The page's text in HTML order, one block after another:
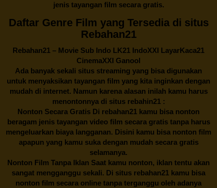
jenis tayangan film secara gratis.
Daftar Genre Film yang Tersedia di situs
Rebahan21
Rebahan21 – Movie Sub Indo LK21 IndoXXI LayarKaca21
CinemaXXI Ganool
Ada banyak sekali situs streaming yang bisa digunakan
untuk menyaksikan tayangan film yang kita inginkan dengan
mudah di internet. Namun karena alasan inilah kamu harus
menontonnya di situs rebahin21 :
Nonton Secara Gratis Di rebahan21 kamu bisa nonton
beragam jenis tayangan video film secara gratis tanpa harus
mengeluarkan biaya langganan. Disini kamu bisa nonton film
apapun yang kamu suka dengan mudah secara gratis
selamanya.
Nonton Film Tanpa Iklan Saat kamu nonton, iklan tentu akan
sangat mengganggu sekali. Di situs rebahan21 kamu bisa
nonton film secara online tanpa terganggu oleh adanya